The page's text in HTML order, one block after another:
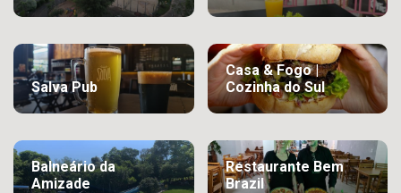
Salva Pub
Casa & Fogo |
Cozinha do Sul
Balneário da
Amizade
Restaurante Bem
Brazil